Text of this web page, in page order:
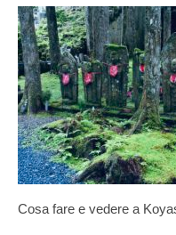
Cosa fare e vedere a